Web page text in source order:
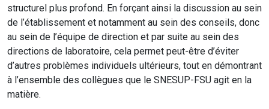
structurel plus profond. En forçant ainsi la discussion au sein
de l’établissement et notamment au sein des conseils, donc
au sein de l’équipe de direction et par suite au sein des
directions de laboratoire, cela permet peut-être d’éviter
d’autres problèmes individuels ultérieurs, tout en démontrant
à l’ensemble des collègues que le SNESUP-FSU agit en la
matière.